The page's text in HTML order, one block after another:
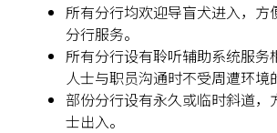
荃湾分行
荃湾大河道14-16号登发大厦（港铁荃湾站
所有分行均欢迎导盲犬进入，方
分行服务。
所有分行设有聆听辅助系统服务
人士与职员沟通时不受周遭环境
部份分行设有永久或临时斜道，
士出入。